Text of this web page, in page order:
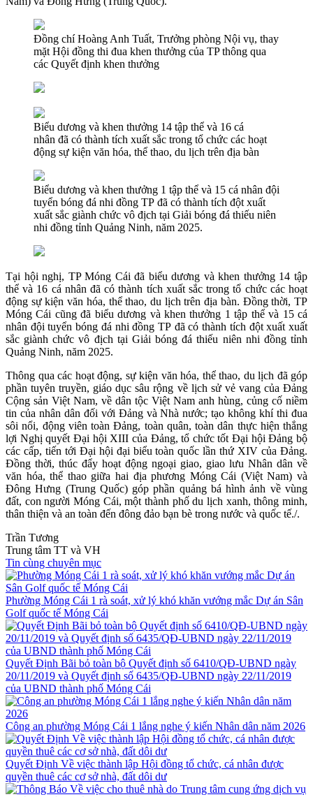
Đồng chí Hoàng Anh Tuất, Trưởng phòng Nội vụ, thay
mặt Hội đồng thi đua khen thưởng của TP thông qua
các Quyết định khen thưởng
Biểu dương và khen thưởng 14 tập thể và 16 cá
nhân đã có thành tích xuất sắc trong tổ chức các hoạt
động sự kiện văn hóa, thể thao, du lịch trên địa bàn
Biểu dương và khen thưởng 1 tập thể và 15 cá nhân đội
tuyển bóng đá nhi đồng TP đã có thành tích đột xuất
xuất sắc giành chức vô địch tại Giải bóng đá thiếu niên
nhi đồng tỉnh Quảng Ninh, năm 2025.
Tại hội nghị, TP Móng Cái đã biểu dương và khen thưởng 14 tập
thể và 16 cá nhân đã có thành tích xuất sắc trong tổ chức các hoạt
động sự kiện văn hóa, thể thao, du lịch trên địa bàn. Đồng thời, TP
Móng Cái cũng đã biểu dương và khen thưởng 1 tập thể và 15 cá
nhân đội tuyển bóng đá nhi đồng TP đã có thành tích đột xuất xuất
sắc giành chức vô địch tại Giải bóng đá thiếu niên nhi đồng tỉnh
Quảng Ninh, năm 2025.
Thông qua các hoạt động, sự kiện văn hóa, thể thao, du lịch đã góp
phần tuyên truyền, giáo dục sâu rộng về lịch sử vẻ vang của Đảng
Cộng sản Việt Nam, về dân tộc Việt Nam anh hùng, củng cố niềm
tin của nhân dân đối với Đảng và Nhà nước; tạo không khí thi đua
sôi nổi, động viên toàn Đảng, toàn quân, toàn dân thực hiện thắng
lợi Nghị quyết Đại hội XIII của Đảng, tổ chức tốt Đại hội Đảng bộ
các cấp, tiến tới Đại hội đại biểu toàn quốc lần thứ XIV của Đảng.
Đồng thời, thúc đẩy hoạt động ngoại giao, giao lưu Nhân dân về
văn hóa, thể thao giữa hai địa phương Móng Cái (Việt Nam) và
Đông Hưng (Trung Quốc) góp phần quảng bá hình ảnh về vùng
đất, con người Móng Cái, một thành phố du lịch xanh, thông minh,
thân thiện và an toàn đến đông đảo bạn bè trong nước và quốc tế./.
Trần Tương
Trung tâm TT và VH
Tin cùng chuyên mục
Phường Móng Cái 1 rà soát, xử lý khó khăn vướng mắc Dự án Sân
Golf quốc tế Móng Cái
Quyết Định Bãi bỏ toàn bộ Quyết định số 6410/QĐ-UBND ngày
20/11/2019 và Quyết định số 6435/QĐ-UBND ngày 22/11/2019
của UBND thành phố Móng Cái
Công an phường Móng Cái 1 lắng nghe ý kiến Nhân dân năm 2026
Quyết Định Về việc thành lập Hội đồng tổ chức, cá nhân được
quyền thuê các cơ sở nhà, đất dôi dư